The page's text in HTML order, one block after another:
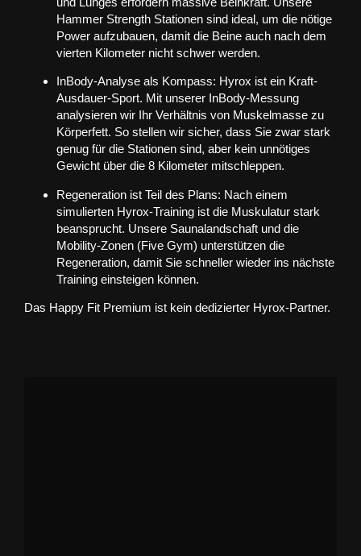
Hammer Strength Stationen sind ideal, um die nötige
Power aufzubauen, damit die Beine auch nach dem
vierten Kilometer nicht schwer werden.
InBody-Analyse als Kompass: Hyrox ist ein Kraft-
Ausdauer-Sport. Mit unserer InBody-Messung
analysieren wir Ihr Verhältnis von Muskelmasse zu
Körperfett. So stellen wir sicher, dass Sie zwar stark
genug für die Stationen sind, aber kein unnötiges
Gewicht über die 8 Kilometer mitschleppen.
Regeneration ist Teil des Plans: Nach einem
simulierten Hyrox-Training ist die Muskulatur stark
beansprucht. Unsere Saunalandschaft und die
Mobility-Zonen (Five Gym) unterstützen die
Regeneration, damit Sie schneller wieder ins nächste
Training einsteigen können.
Das Happy Fit Premium ist kein dedizierter Hyrox-Partner.